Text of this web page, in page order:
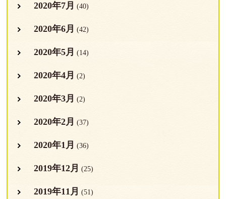
2020年7月 (40)
2020年6月 (42)
2020年5月 (14)
2020年4月 (2)
2020年3月 (2)
2020年2月 (37)
2020年1月 (36)
2019年12月 (25)
2019年11月 (51)